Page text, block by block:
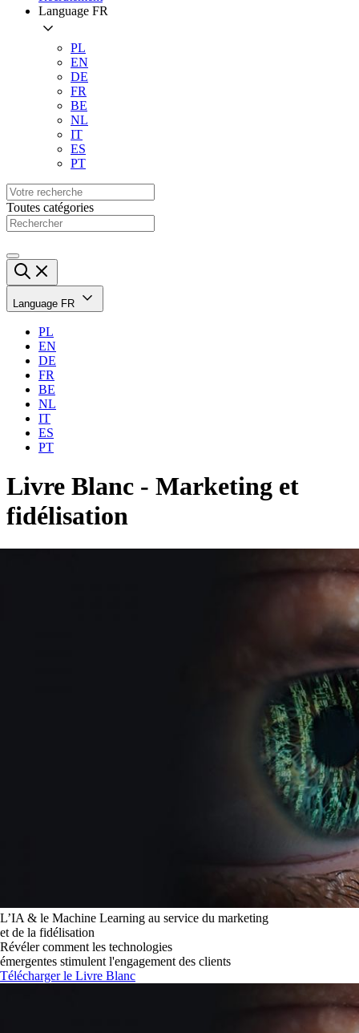
Language FR
PL
EN
DE
FR
BE
NL
IT
ES
PT
Toutes catégories
Language FR
PL
EN
DE
FR
BE
NL
IT
ES
PT
Livre Blanc - Marketing et
fidélisation
L’IA & le Machine Learning au service du marketing
et de la fidélisation
Révéler comment les technologies
émergentes stimulent l'engagement des clients
Télécharger le Livre Blanc